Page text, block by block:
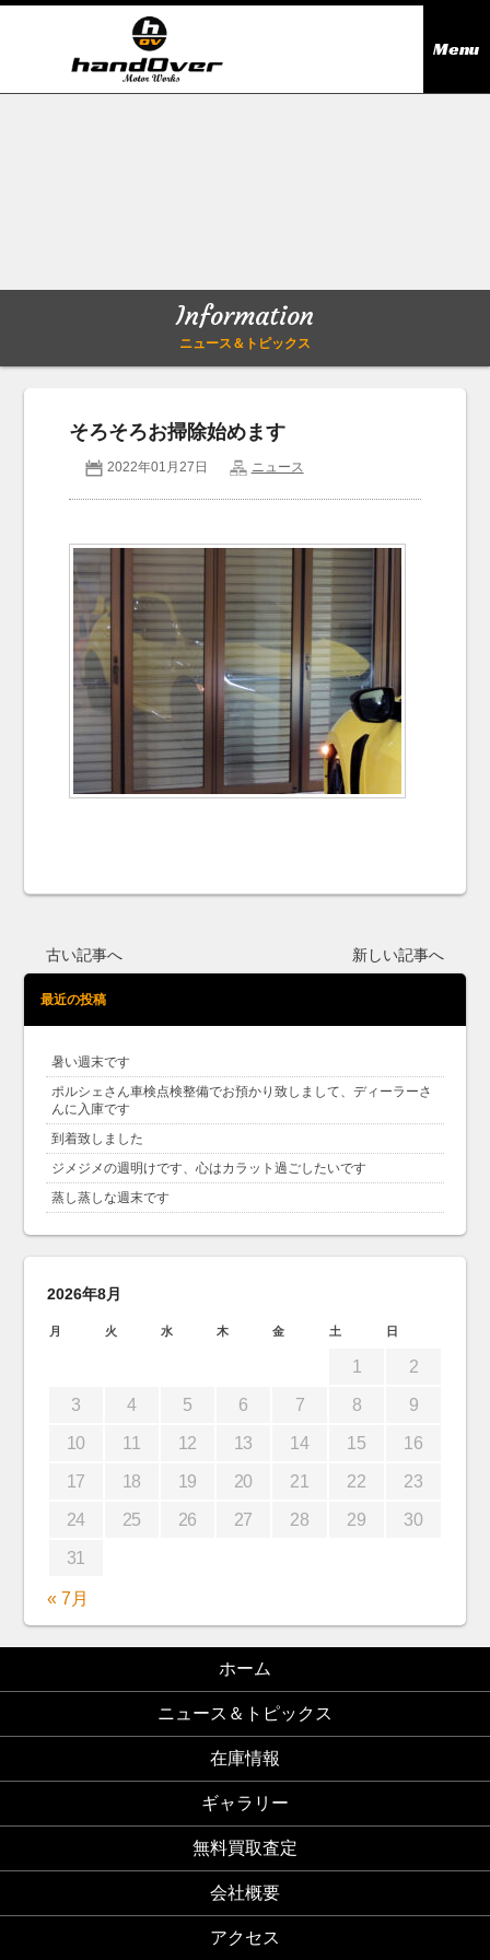
Menu
Company outline
会社概要
アクセス
Information
ニュース＆トピックス
そろそろお掃除始めます
2022年01月27日 ニュース
古い記事へ 新しい記事へ
最近の投稿
暑い週末です
ポルシェさん車検点検整備でお預かり致しまして、ディーラーさ
んに入庫です
到着致しました
ジメジメの週明けです、心はカラット過ごしたいです
蒸し蒸しな週末です
2026年8月
月 火 水 木 金 土 日
1 2
3 4 5 6 7 8 9
10 11 12 13 14 15 16
17 18 19 20 21 22 23
24 25 26 27 28 29 30
31
« 7月
ホーム
ニュース＆トピックス
在庫情報
ギャラリー
無料買取査定
会社概要
アクセス